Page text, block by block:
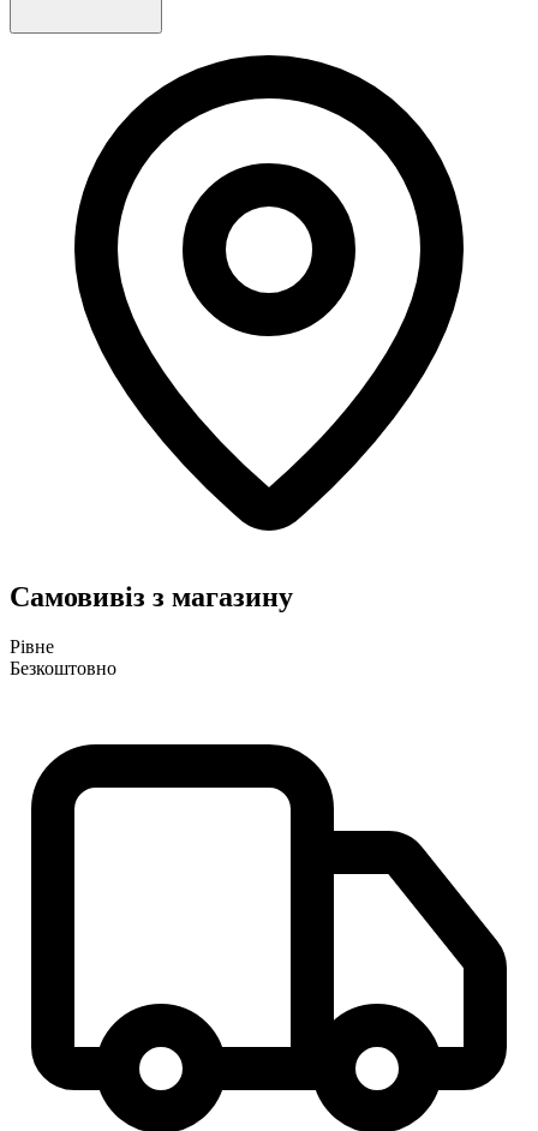
Самовивіз з магазину
Рівне
Безкоштовно